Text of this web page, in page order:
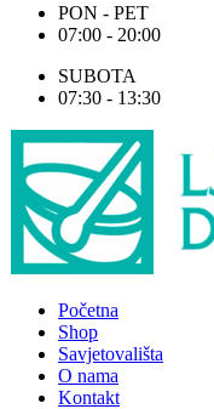
PON - PET
07:00 - 20:00
SUBOTA
07:30 - 13:30
Početna
Shop
Savjetovališta
O nama
Kontakt